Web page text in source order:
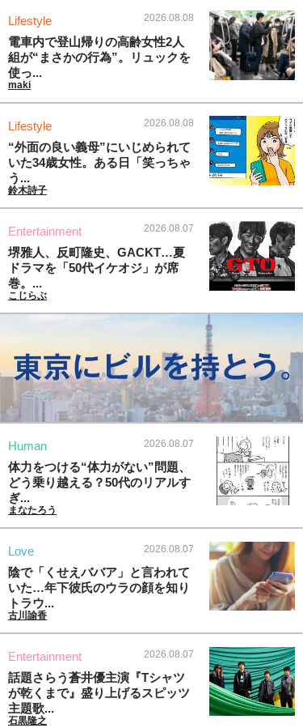
Lifestyle 2026.08.08
電車内で登山帰りの高齢女性2人
組が“まさかの行為”。リュックを
使っ...
maki
Lifestyle 2026.08.08
“外面の良い義母”にいじめられて
いた34歳女性。ある日「笑っちゃ
う...
鈴木詩子
Entertainment 2026.08.07
堺雅人、反町隆史、GACKT…夏
ドラマを「50代イケオジ」が席
巻。...
こじらぶ
Human 2026.08.07
体力をつける“体力がない”問題、
どう乗り越える？50代のリアルす
ぎ...
まなたろう
Love 2026.08.07
陰で「くせえババア」と言われて
いた…年下彼氏のウラの顔を知り
トラウ...
古川諭香
Entertainment 2026.08.07
話題さらう蒼井優主演『Tシャツ
が乾くまで』盛り上げるスピッツ
主題歌...
石黒隆之